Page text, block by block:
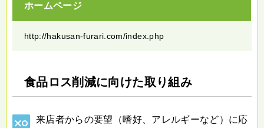
ホームページ
http://hakusan-furari.com/index.php
食品ロス削減に向けた取り組み
来店者からの要望（嗜好、アレルギーなど）に応